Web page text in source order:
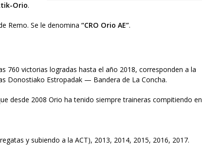
Orio.
Remo. Se le denomina “CRO Orio AE”.
760 victorias logradas hasta el año 2018, corresponden a la
Donostiako Estropadak — Bandera de La Concha.
desde 2008 Orio ha tenido siempre traineras compitiendo en
y subiendo a la ACT), 2013, 2014, 2015, 2016, 2017.